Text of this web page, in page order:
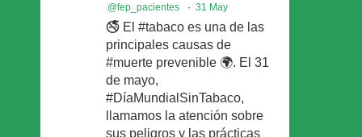
@fep_pacientes · 31 May
🚭 El #tabaco es una de las
principales causas de
#muerte prevenible 🌍. El 31
de mayo,
#DíaMundialSinTabaco,
llamamos la atención sobre
sus peligros y las prácticas